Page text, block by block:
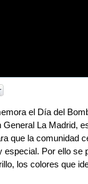
el Día del
General La Madrid,
que la comunidad
especial. Por ello se
los colores que